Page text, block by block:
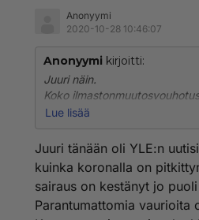
Anonyymi
2020-10-28 10:46:07
Anonyymi kirjoitti:
Juuri näin.
Koko
muuhun, kuin globaaliin
Ja kun ilmastohömpötys
toinen aihe, jolla peloitella
korona, joka onkin vain
vaarattomampi, kuin normaali
Lue lisää
Juuri tänään oli YLE:n
kuinka koronalla on
sairaus on kestänyt jo
Parantumattomia vaurioita